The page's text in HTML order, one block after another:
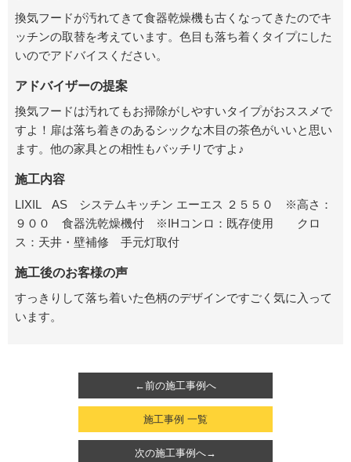
換気フードが汚れてきて食器乾燥機も古くなってきたのでキ
ッチンの取替を考えています。色目も落ち着くタイプにした
いのでアドバイスください。
アドバイザーの提案
換気フードは汚れてもお掃除がしやすいタイプがおススメで
すよ！扉は落ち着きのあるシックな木目の茶色がいいと思い
ます。他の家具との相性もバッチリですよ♪
施工内容
LIXIL AS システムキッチン エーエス ２５５０ ※高さ：
９００ 食器洗乾燥機付 ※IHコンロ：既存使用 クロ
ス：天井・壁補修 手元灯取付
施工後のお客様の声
すっきりして落ち着いた色柄のデザインですごく気に入って
います。
←前の施工事例へ
施工事例 一覧
次の施工事例へ→